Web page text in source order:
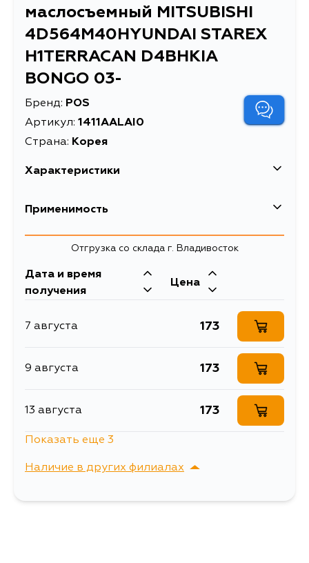
маслосъемный MITSUBISHI
4D564M40HYUNDAI STAREX
H1TERRACAN D4BHKIA
BONGO 03-
Бренд: POS
Артикул: 1411AALAI0
Страна: Корея
Характеристики
Применимость
Отгрузка со склада г. Владивосток
Дата и время
получения
Цена
7 августа 173
9 августа 173
13 августа 173
Показать еще 3
Наличие в других филиалах
г. Владивосток,